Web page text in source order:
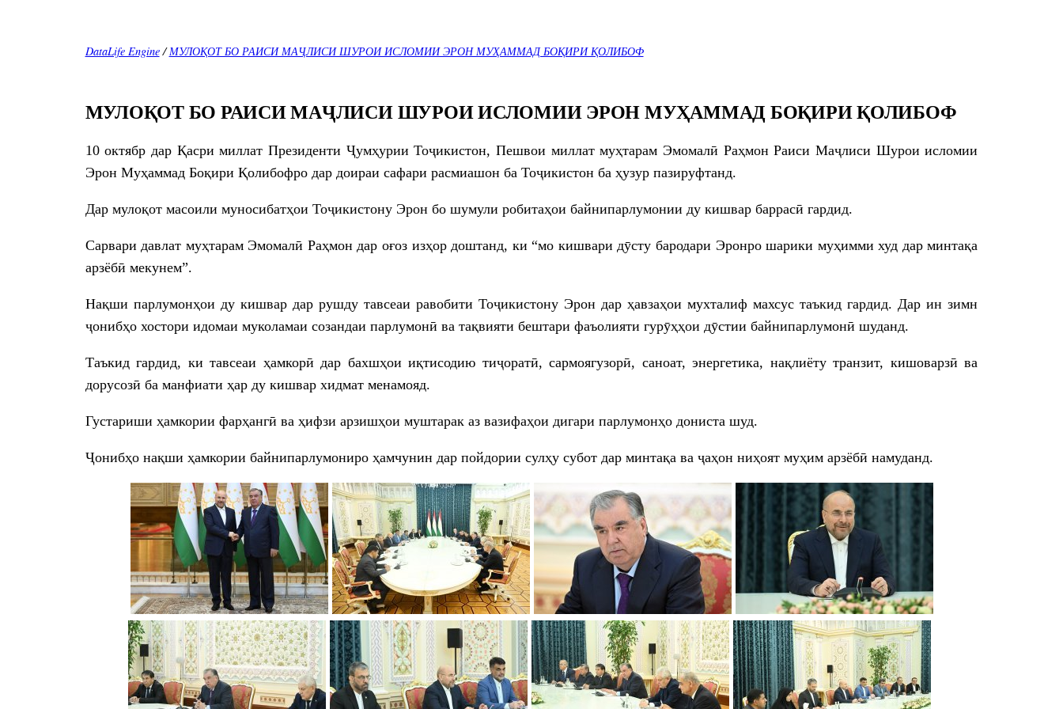
DataLife Engine/МУЛОҚОТ БО РАИСИ МАҶЛИСИ ШУРОИ ИСЛОМИИ ЭРОН МУҲАММАД БОҚИРИ ҚОЛИБОФ
МУЛОҚОТ БО РАИСИ МАҶЛИСИ ШУРОИ ИСЛОМИИ ЭРОН МУҲАММАД БОҚИРИ ҚОЛИБОФ
10 октябр дар Қасри миллат Президенти Ҷумҳурии Тоҷикистон, Пешвои миллат муҳтарам Эмомалӣ Раҳмон Раиси Маҷлиси Шурои исломии
Эрон Муҳаммад Боқири Қолибофро дар доираи сафари расмиашон ба Тоҷикистон ба ҳузур пазируфтанд.
Дар мулоқот масоили муносибатҳои Тоҷикистону Эрон бо шумули робитаҳои байнипарлумонии ду кишвар баррасӣ гардид.
Сарвари давлат муҳтарам Эмомалӣ Раҳмон дар оғоз изҳор доштанд, ки “мо кишвари дӯсту бародари Эронро шарики муҳимми худ дар минтақа
арзёбӣ мекунем”.
Нақши парлумонҳои ду кишвар дар рушду тавсеаи равобити Тоҷикистону Эрон дар ҳавзаҳои мухталиф махсус таъкид гардид. Дар ин зимн
ҷонибҳо хостори идомаи муколамаи созандаи парлумонӣ ва тақвияти бештари фаъолияти гурӯҳҳои дӯстии байнипарлумонӣ шуданд.
Таъкид гардид, ки тавсеаи ҳамкорӣ дар бахшҳои иқтисодию тиҷоратӣ, сармоягузорӣ, саноат, энергетика, нақлиёту транзит, кишоварзӣ ва
дорусозӣ ба манфиати ҳар ду кишвар хидмат менамояд.
Густариши ҳамкории фарҳангӣ ва ҳифзи арзишҳои муштарак аз вазифаҳои дигари парлумонҳо дониста шуд.
Ҷонибҳо нақши ҳамкории байнипарлумониро ҳамчунин дар пойдории сулҳу субот дар минтақа ва ҷаҳон ниҳоят муҳим арзёбӣ намуданд.